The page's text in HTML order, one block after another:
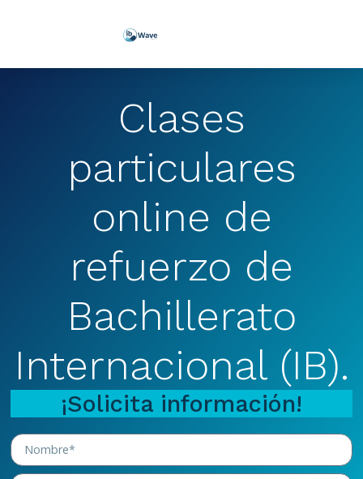
Clases
particulares
online de
refuerzo de
Bachillerato
Internacional (IB).
¡Solicita información!